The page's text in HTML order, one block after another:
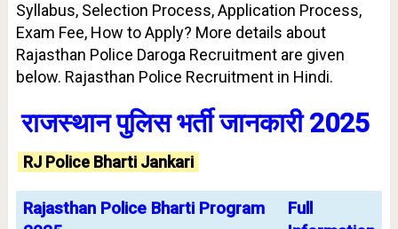
Syllabus, Selection Process, Application Process,
Exam Fee, How to Apply? More details about
Rajasthan Police Daroga Recruitment are given
below. Rajasthan Police Recruitment in Hindi.
राजस्थान पुलिस भर्ती जानकारी 2025
RJ Police Bharti Jankari
Rajasthan Police Bharti Program
Full